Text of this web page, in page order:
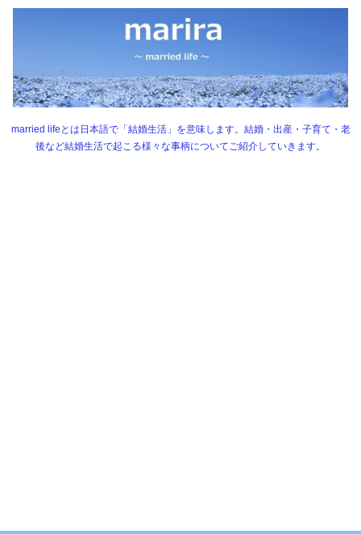
married lifeとは日本語で「結婚生活」を意味します。結婚・出産・子育て・老
後など結婚生活で起こる様々な事柄についてご紹介していきます。